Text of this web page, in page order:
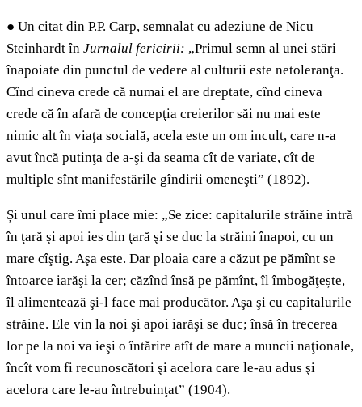
● Un citat din P.P. Carp, semnalat cu adeziune de Nicu
Steinhardt în Jurnalul fericirii: „Primul semn al unei stări
înapoiate din punctul de vedere al culturii este netoleranţa.
Cînd cineva crede că numai el are dreptate, cînd cineva
crede că în afară de concepţia creierilor săi nu mai este
nimic alt în viaţa socială, acela este un om incult, care n-a
avut încă putinţa de a-şi da seama cît de variate, cît de
multiple sînt manifestările gîndirii omeneşti” (1892).
Și unul care îmi place mie: „Se zice: capitalurile străine intră
în ţară şi apoi ies din ţară şi se duc la străini înapoi, cu un
mare cîştig. Aşa este. Dar ploaia care a căzut pe pămînt se
întoarce iarăşi la cer; căzînd însă pe pămînt, îl îmbogăţește,
îl alimentează şi-l face mai producător. Aşa şi cu capitalurile
străine. Ele vin la noi şi apoi iarăşi se duc; însă în trecerea
lor pe la noi va ieşi o întărire atît de mare a muncii naţionale,
încît vom fi recunoscători şi acelora care le-au adus şi
acelora care le-au întrebuinţat” (1904).